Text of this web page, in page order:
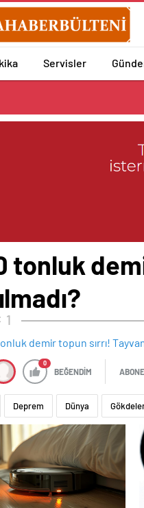
Servisler
tonluk
1
0
BEĞENDİM
Deprem Dünya